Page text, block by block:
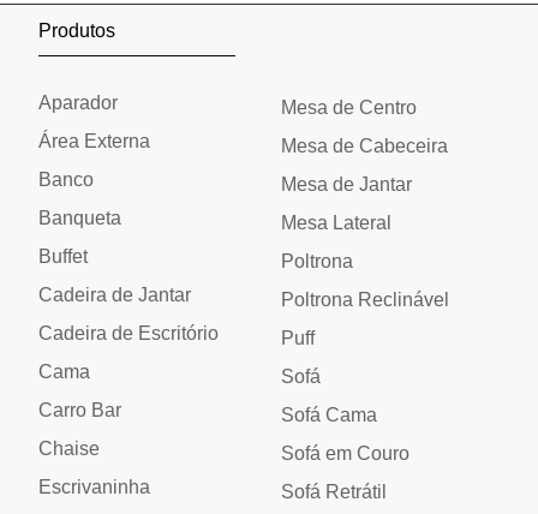
Produtos
Aparador
Área Externa
Banco
Banqueta
Buffet
Cadeira de Jantar
Cadeira de Escritório
Cama
Carro Bar
Chaise
Escrivaninha
Mesa de Centro
Mesa de Cabeceira
Mesa de Jantar
Mesa Lateral
Poltrona
Poltrona Reclinável
Puff
Sofá
Sofá Cama
Sofá em Couro
Sofá Retrátil